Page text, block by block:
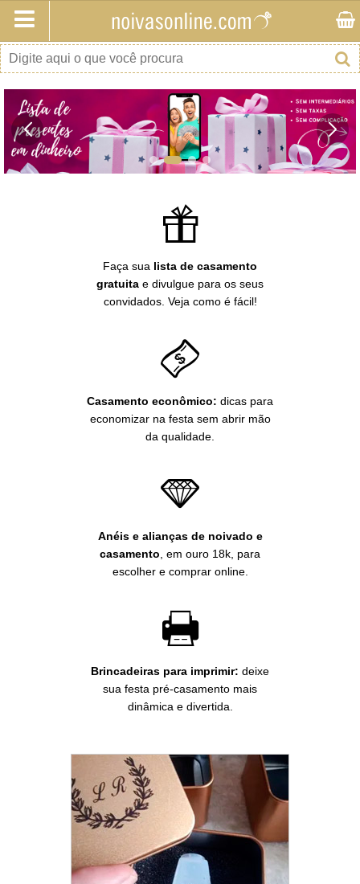
Buscar no site
Faça sua lista de casamento
gratuita e divulgue para os seus
convidados. Veja como é fácil!
Casamento econômico: dicas para
economizar na festa sem abrir mão
da qualidade.
Anéis e alianças de noivado e
casamento , em ouro 18k, para
escolher e comprar online.
Brincadeiras para imprimir: deixe
sua festa pré-casamento mais
dinâmica e divertida.